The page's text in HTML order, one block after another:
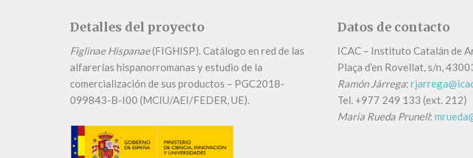
Detalles del proyecto
Figlinae Hispanae(FIGHISP). Catálogo en red de las
alfarerías hispanorromanas y estudio de la
comercialización de sus productos – PGC2018-
099843-B-I00 (MCIU/AEI/FEDER, UE).
Datos de contacto
ICAC – Instituto Catalán de
Plaça d’en Rovellat, s/n,
Ramón Járrega:
Tel. +977 249 133 (ext. 212)
Maria Rueda Prunell: